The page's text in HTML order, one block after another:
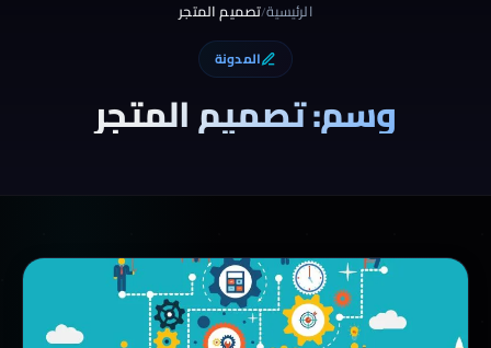
الرئيسية/تصميم المتجر
المدونة
وسم: تصميم المتجر